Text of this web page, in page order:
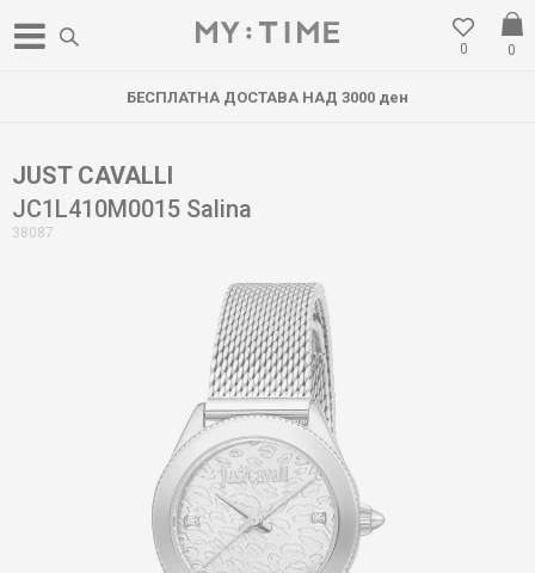
0
0
БЕСПЛАТНА ДОСТАВА НАД 3000 ден
JUST CAVALLI
JC1L410M0015 Salina
38087